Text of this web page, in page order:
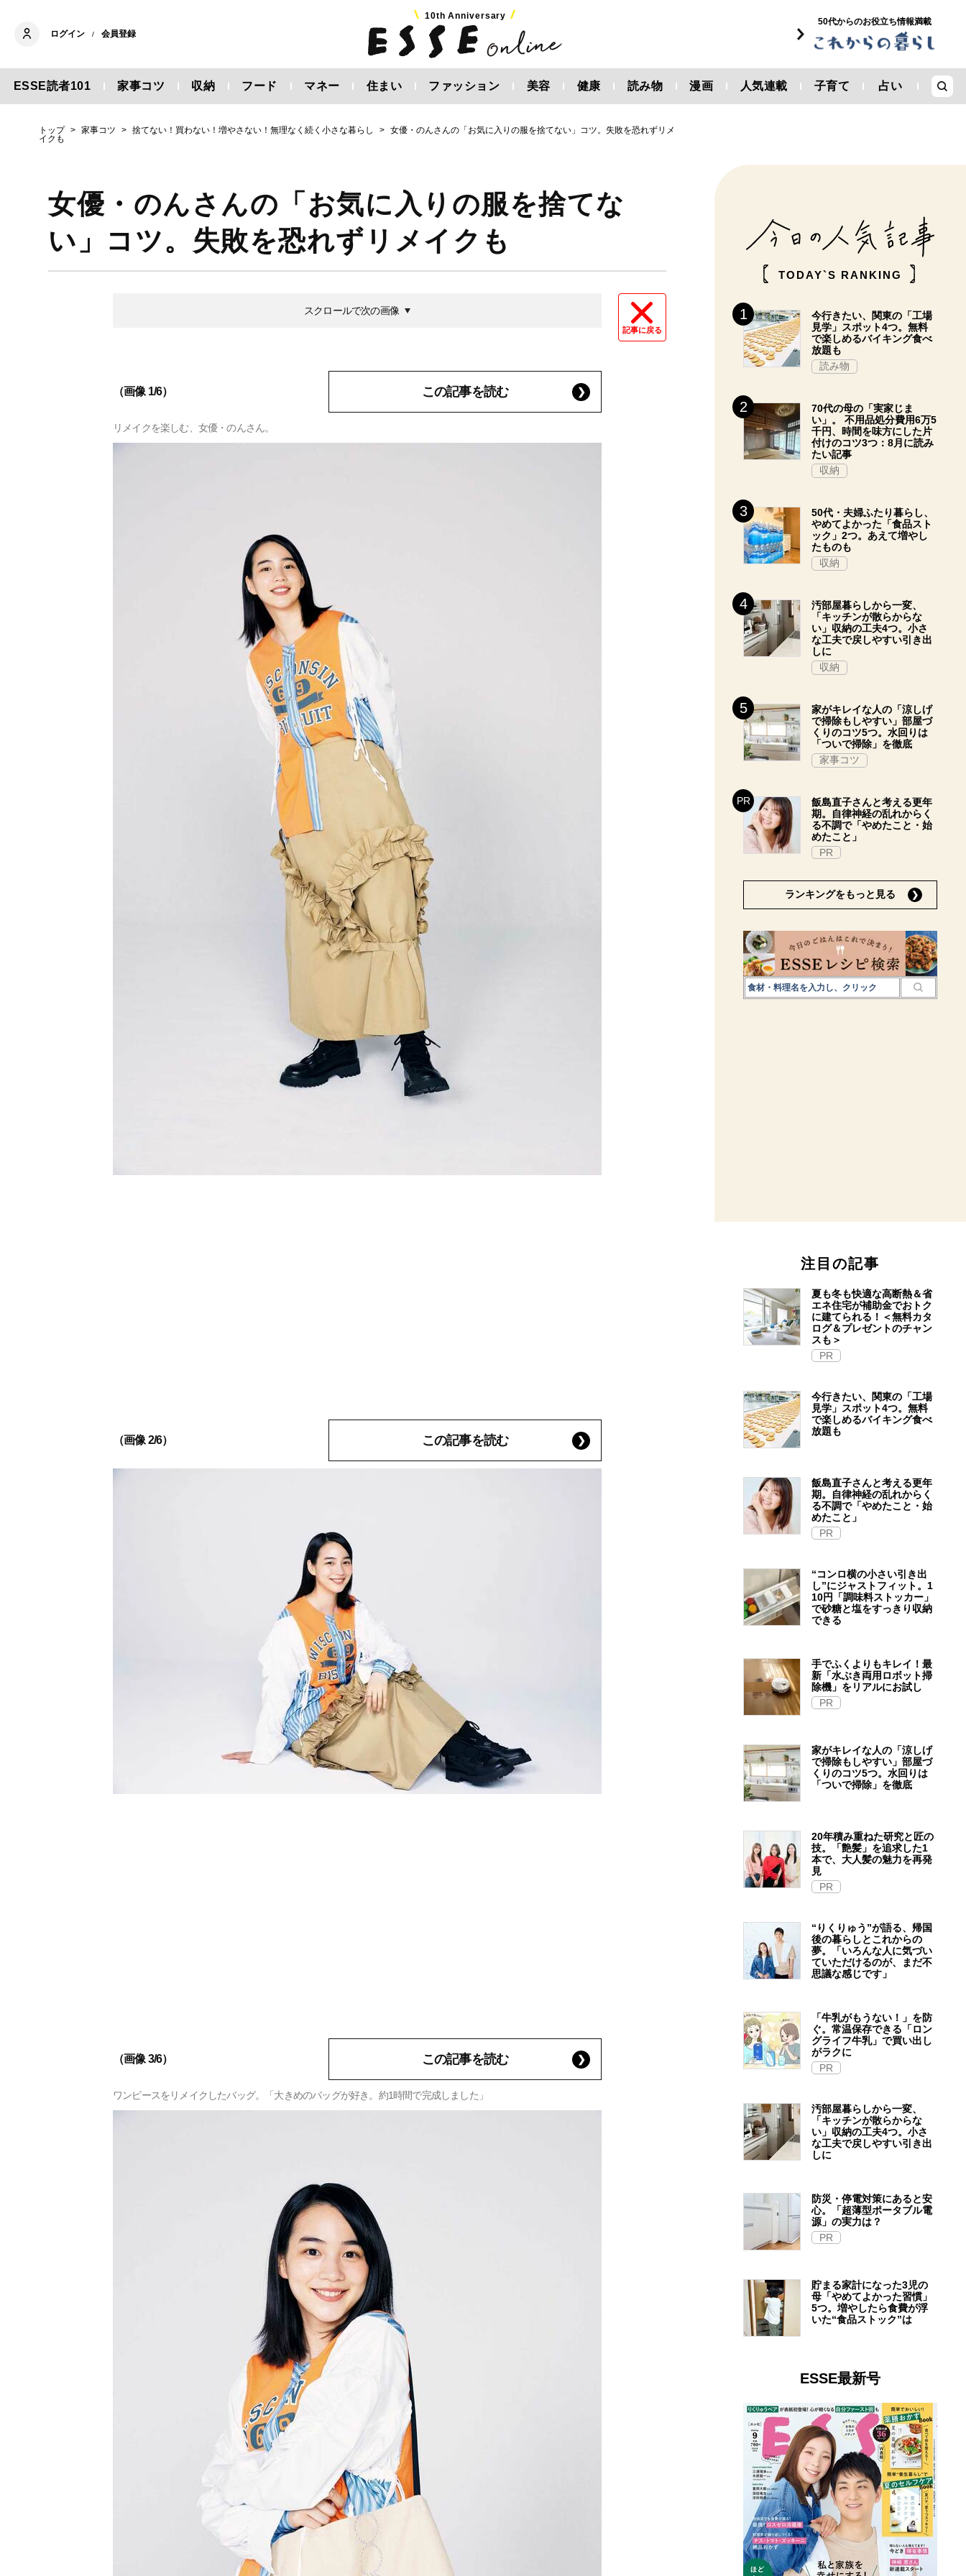
ログイン / 会員登録
10th Anniversary
50代からのお役立ち情報満載
ESSE読者101 家事コツ 収納 フード マネー 住まい ファッション 美容 健康 読み物 漫画 人気連載 子育て 占い
トップ 家事コツ 捨てない！買わない！増やさない！無理なく続く小さな暮らし
女優・のんさんの「お気に入りの服を捨てない」コツ。失敗を恐れずリメ
イクも
女優・のんさんの「お気に入りの服を捨てな
い」コツ。失敗を恐れずリメイクも
記事に戻る
スクロールで次の画像
（画像 1/6） この記事を読む
リメイクを楽しむ、女優・のんさん。
（画像 2/6） この記事を読む
（画像 3/6） この記事を読む
ワンピースをリメイクしたバッグ。「大きめのバッグが好き。約1時間で完成しました」
TODAY`S RANKING
今行きたい、関東の「工場
見学」スポット4つ。無料
で楽しめるバイキング食べ
放題も
読み物
70代の母の「実家じま
い」。 不用品処分費用6万5
千円、時間を味方にした片
付けのコツ3つ：8月に読み
たい記事
収納
50代・夫婦ふたり暮らし、
やめてよかった「食品スト
ック」2つ。あえて増やし
たものも
収納
汚部屋暮らしから一変、
「キッチンが散らからな
い」収納の工夫4つ。小さ
な工夫で戻しやすい引き出
しに
収納
家がキレイな人の「涼しげ
で掃除もしやすい」部屋づ
くりのコツ5つ。水回りは
「ついで掃除」を徹底
家事コツ
飯島直子さんと考える更年
期。自律神経の乱れからく
る不調で「やめたこと・始
めたこと」
PR
ランキングをもっと見る
注目の記事
夏も冬も快適な高断熱＆省
エネ住宅が補助金でおトク
に建てられる！＜無料カタ
ログ＆プレゼントのチャン
スも＞
PR
今行きたい、関東の「工場
見学」スポット4つ。無料
で楽しめるバイキング食べ
放題も
飯島直子さんと考える更年
期。自律神経の乱れからく
る不調で「やめたこと・始
めたこと」
PR
“コンロ横の小さい引き出
し”にジャストフィット。1
10円「調味料ストッカー」
で砂糖と塩をすっきり収納
できる
手でふくよりもキレイ！最
新「水ぶき両用ロボット掃
除機」をリアルにお試し
PR
家がキレイな人の「涼しげ
で掃除もしやすい」部屋づ
くりのコツ5つ。水回りは
「ついで掃除」を徹底
20年積み重ねた研究と匠の
技。「艶髪」を追求した1
本で、大人髪の魅力を再発
見
PR
“りくりゅう”が語る、帰国
後の暮らしとこれからの
夢。「いろんな人に気づい
ていただけるのが、まだ不
思議な感じです」
「牛乳がもうない！」を防
ぐ。常温保存できる「ロン
グライフ牛乳」で買い出し
がラクに
PR
汚部屋暮らしから一変、
「キッチンが散らからな
い」収納の工夫4つ。小さ
な工夫で戻しやすい引き出
しに
防災・停電対策にあると安
心。「超薄型ポータブル電
源」の実力は？​
PR
貯まる家計になった3児の
母「やめてよかった習慣」
5つ。増やしたら食費が浮
いた“食品ストック”は
ESSE最新号